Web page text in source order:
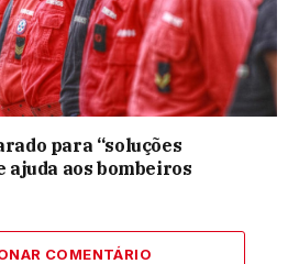
para “soluções
aos bombeiros
COMENTÁRIO